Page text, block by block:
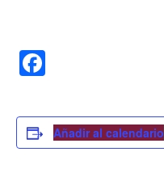
c
eAñadir al calendario